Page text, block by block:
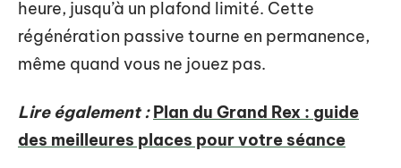
heure, jusqu’à un plafond limité. Cette
régénération passive tourne en permanence,
même quand vous ne jouez pas.
Lire également : Plan du Grand Rex : guide
des meilleures places pour votre séance